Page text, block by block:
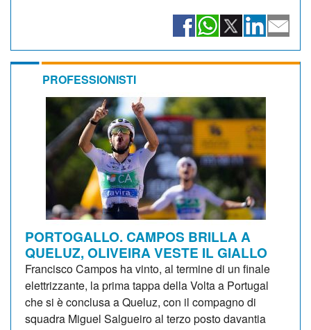
PROFESSIONISTI
PORTOGALLO. CAMPOS BRILLA A
QUELUZ, OLIVEIRA VESTE IL GIALLO
Francisco Campos ha vinto, al termine di un finale
elettrizzante, la prima tappa della Volta a Portugal
che si è conclusa a Queluz, con il compagno di
squadra Miguel Salgueiro al terzo posto davantia